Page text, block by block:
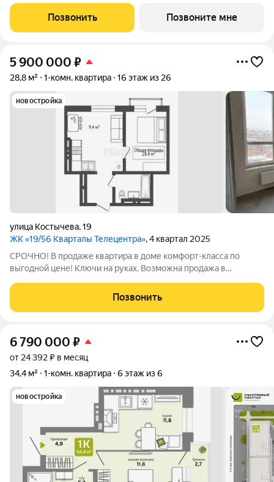
привычный комфорт жилого комплекса сочетается с более
камерной атмосферой проживания. О проекте:
Позвонить Позвоните мне
5 900 000 ₽
28,8 м² 1-комн. квартира 16 этаж из 26
новостройка
улица Костычева,19
ЖК «19/56 Кварталы Телецентра», 4 квартал 2025
СРОЧНО! В продаже квартира в доме комфорт-класса по
выгодной цене! Ключи на руках. Возможна продажа в
или коммерческое помещение (первая линия, не подвал).
Обременение готовы закрыть сами
Позвонить
6 790 000 ₽
от 24 392 ₽ в месяц
34,4 м²
1-комн. квартира 6 этаж из 6
новостройка